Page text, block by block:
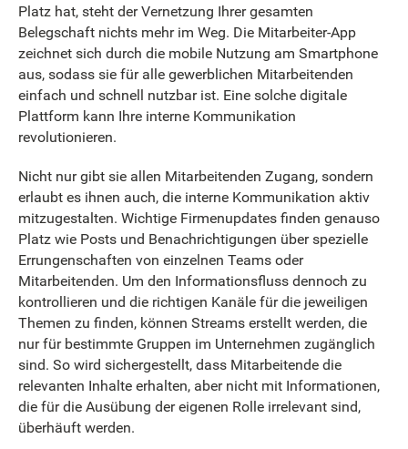
Platz hat, steht der Vernetzung Ihrer gesamten
Belegschaft nichts mehr im Weg. Die Mitarbeiter-App
zeichnet sich durch die mobile Nutzung am Smartphone
aus, sodass sie für alle gewerblichen Mitarbeitenden
einfach und schnell nutzbar ist. Eine solche digitale
Plattform kann Ihre interne Kommunikation
revolutionieren.
Nicht nur gibt sie allen Mitarbeitenden Zugang, sondern
erlaubt es ihnen auch, die interne Kommunikation aktiv
mitzugestalten. Wichtige Firmenupdates finden genauso
Platz wie Posts und Benachrichtigungen über spezielle
Errungenschaften von einzelnen Teams oder
Mitarbeitenden. Um den Informationsfluss dennoch zu
kontrollieren und die richtigen Kanäle für die jeweiligen
Themen zu finden, können Streams erstellt werden, die
nur für bestimmte Gruppen im Unternehmen zugänglich
sind. So wird sichergestellt, dass Mitarbeitende die
relevanten Inhalte erhalten, aber nicht mit Informationen,
die für die Ausübung der eigenen Rolle irrelevant sind,
überhäuft werden.